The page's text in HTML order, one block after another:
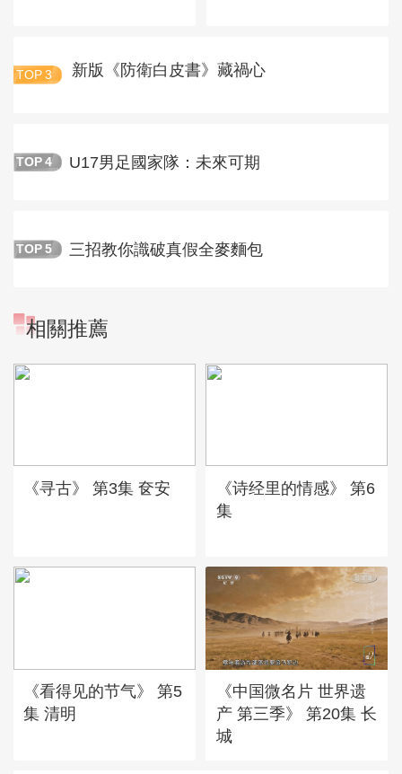
TOP 3 新版《防衛白皮書》藏禍心
TOP 4 U17男足國家隊：未來可期
TOP 5 三招教你識破真假全麥麵包
相關推薦
《寻古》 第3集 奁安
《诗经里的情感》 第6
集
《看得见的节气》 第5
集 清明
《中国微名片 世界遗
产 第三季》 第20集 长
城